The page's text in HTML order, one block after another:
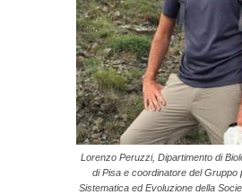
Lorenzo Peruzzi, Dipartimento di
di Pisa e coordinatore del Gruppo
Sistematica ed Evoluzione della